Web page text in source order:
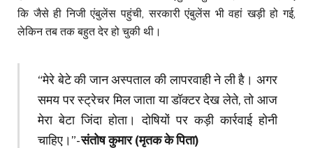
कि जैसे ही निजी एंबुलेंस पहुंची, सरकारी एंबुलेंस भी वहां खड़ी हो गई,
लेकिन तब तक बहुत देर हो चुकी थी।
“मेरे बेटे की जान अस्पताल की लापरवाही ने ली है। अगर
समय पर स्ट्रेचर मिल जाता या डॉक्टर देख लेते, तो आज
मेरा बेटा जिंदा होता। दोषियों पर कड़ी कार्रवाई होनी
चाहिए।”-संतोष कुमार (मृतक के पिता)